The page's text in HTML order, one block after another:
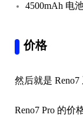
4500mAh 电
价格
然后就是
Reno7 Pro 的价